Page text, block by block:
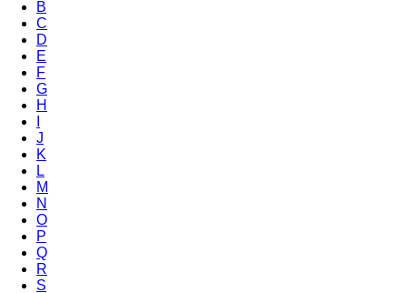
B
C
D
E
F
G
H
J
K
L
M
N
O
P
Q
R
S